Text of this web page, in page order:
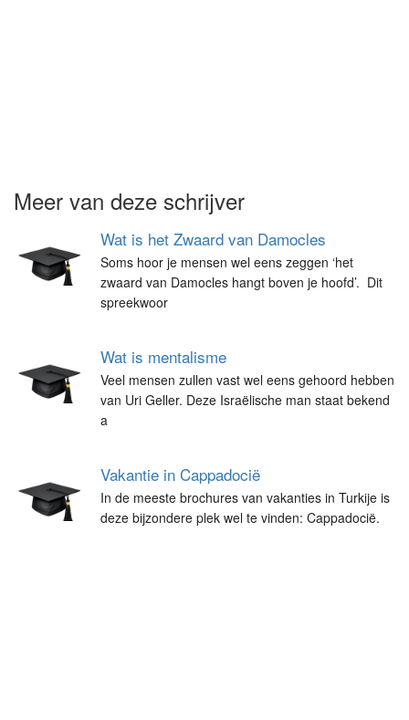
Meer van deze schrijver
Wat is het Zwaard van Damocles
Soms hoor je mensen wel eens zeggen ‘het
zwaard van Damocles hangt boven je hoofd’. Dit
spreekwoor
Wat is mentalisme
Veel mensen zullen vast wel eens gehoord hebben
van Uri Geller. Deze Israëlische man staat bekend
a
Vakantie in Cappadocië
In de meeste brochures van vakanties in Turkije is
deze bijzondere plek wel te vinden: Cappadocië.